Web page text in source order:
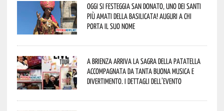
Oggi si festeggia San Donato, uno dei Santi
più amati della Basilicata! Auguri a chi
porta il suo nome
A Brienza arriva la Sagra della Patatella
accompagnata da tanta buona musica e
divertimento. I dettagli dell’evento